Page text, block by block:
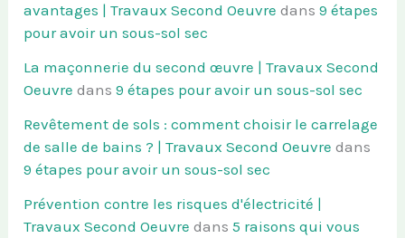
avantages | Travaux Second Oeuvre dans9 étapes
pour avoir un sous-sol sec
La maçonnerie du second œuvre | Travaux Second
Oeuvre dans9 étapes pour avoir un sous-sol sec
Revêtement de sols : comment choisir le carrelage
de salle de bains ? | Travaux Second Oeuvre dans
9 étapes pour avoir un sous-sol sec
Prévention contre les risques d'électricité |
Travaux Second Oeuvre dans5 raisons qui vous